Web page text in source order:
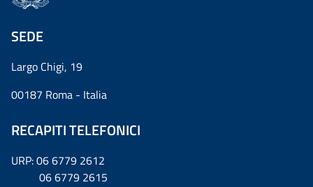
SEDE
Largo Chigi, 19
00187 Roma - Italia
RECAPITI TELEFONICI
URP: 06 6779 2612
06 6779 2615